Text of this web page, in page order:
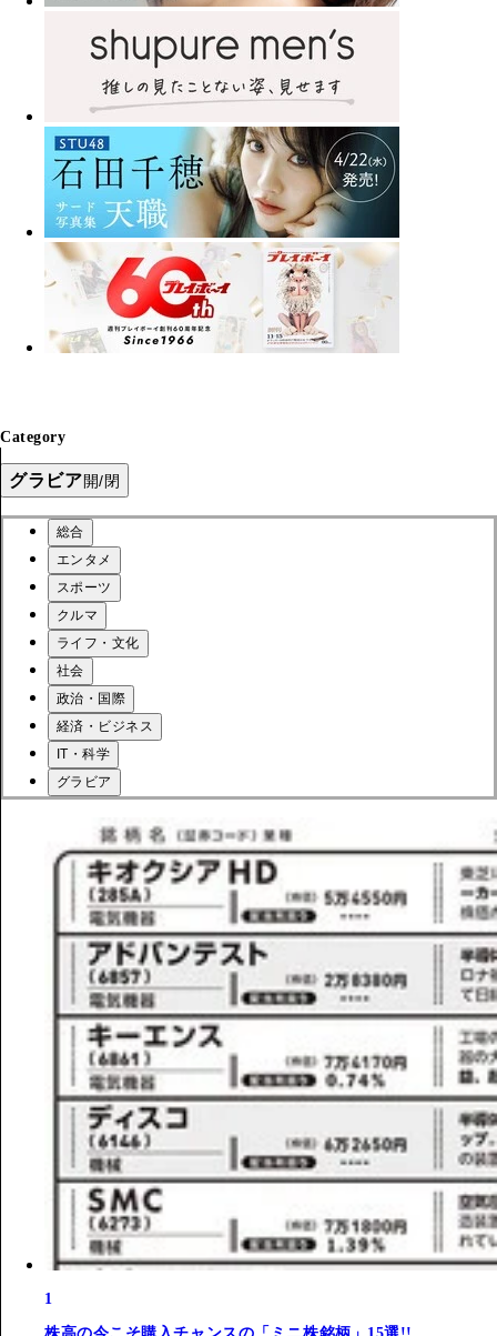
Category
グラビア開/閉
総合
エンタメ
スポーツ
クルマ
ライフ・文化
社会
政治・国際
経済・ビジネス
IT・科学
グラビア
1